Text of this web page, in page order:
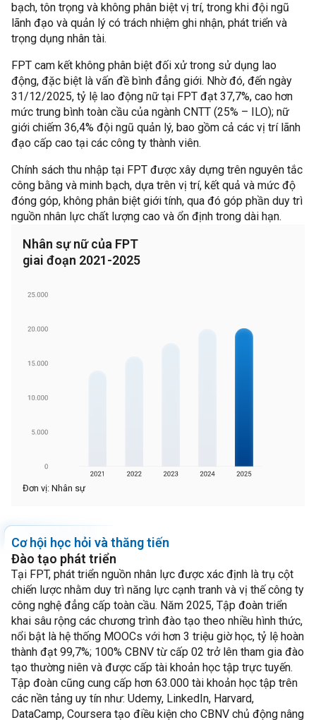
bạch, tôn trọng và không phân biệt vị trí, trong khi đội ngũ
lãnh đạo và quản lý có trách nhiệm ghi nhận, phát triển và
trọng dụng nhân tài.
FPT cam kết không phân biệt đối xử trong sử dụng lao
động, đặc biệt là vấn đề bình đẳng giới. Nhờ đó, đến ngày
31/12/2025, tỷ lệ lao động nữ tại FPT đạt 37,7%, cao hơn
mức trung bình toàn cầu của ngành CNTT (25% – ILO); nữ
giới chiếm 36,4% đội ngũ quản lý, bao gồm cả các vị trí lãnh
đạo cấp cao tại các công ty thành viên.
Chính sách thu nhập tại FPT được xây dựng trên nguyên tắc
công bằng và minh bạch, dựa trên vị trí, kết quả và mức độ
đóng góp, không phân biệt giới tính, qua đó góp phần duy trì
nguồn nhân lực chất lượng cao và ổn định trong dài hạn.
Nhân sự nữ của FPT
giai đoạn 2021-2025
Đơn vị: Nhân sự
Cơ hội học hỏi và thăng tiến
Đào tạo phát triển
Tại FPT, phát triển nguồn nhân lực được xác định là trụ cột
chiến lược nhằm duy trì năng lực cạnh tranh và vị thế công ty
công nghệ đẳng cấp toàn cầu. Năm 2025, Tập đoàn triển
khai sâu rộng các chương trình đào tạo theo nhiều hình thức,
nổi bật là hệ thống MOOCs với hơn 3 triệu giờ học, tỷ lệ hoàn
thành đạt 99,7%; 100% CBNV từ cấp 02 trở lên tham gia đào
tạo thường niên và được cấp tài khoản học tập trực tuyến.
Tập đoàn cũng cung cấp hơn 63.000 tài khoản học tập trên
các nền tảng uy tín như: Udemy, LinkedIn, Harvard,
DataCamp, Coursera tạo điều kiện cho CBNV chủ động nâng